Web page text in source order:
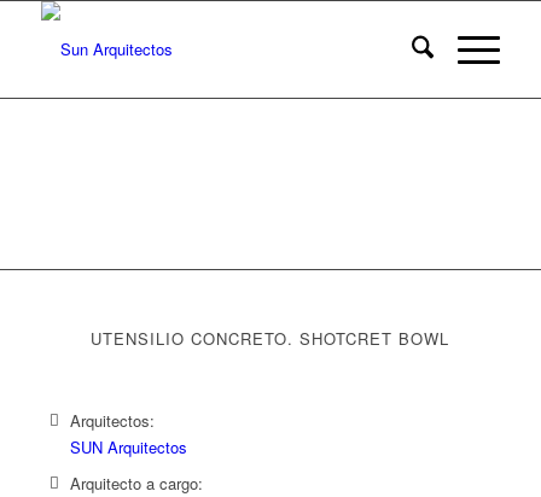
UTENSILIO CONCRETO. SHOTCRET BOWL
Arquitectos:
SUN Arquitectos
Arquitecto a cargo: